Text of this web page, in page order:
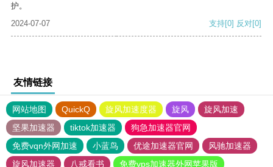
护。
2024-07-07
支持[0] 反对[0]
友情链接
网站地图 QuickQ 旋风加速度器 旋风
旋风加速
坚果加速器
tiktok加速器
狗急加速器官网
免费vqn外网加速
小蓝鸟 优途加速器官网
风驰加速器
旋风加速器
八戒看书
免费vps加速器外网苹果版